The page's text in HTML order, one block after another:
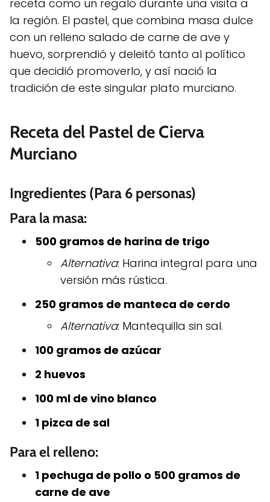
receta como un regalo durante una visita a
la región. El pastel, que combina masa dulce
con un relleno salado de carne de ave y
huevo, sorprendió y deleitó tanto al político
que decidió promoverlo, y así nació la
tradición de este singular plato murciano.
Receta del Pastel de Cierva
Murciano
Ingredientes (Para 6 personas)
Para la masa:
500 gramos de harina de trigo
Alternativa: Harina integral para una
versión más rústica.
250 gramos de manteca de cerdo
Alternativa: Mantequilla sin sal.
100 gramos de azúcar
2 huevos
100 ml de vino blanco
1 pizca de sal
Para el relleno:
1 pechuga de pollo o 500 gramos de
carne de ave